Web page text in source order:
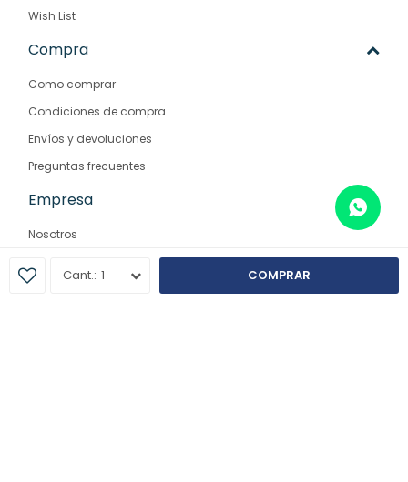
1 COMPRAR
Wish List
Compra
Como comprar
Condiciones de compra
Envíos y devoluciones
Preguntas frecuentes
Empresa
Nosotros